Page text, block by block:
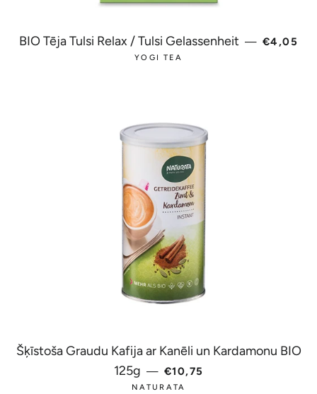
BIO Tēja Tulsi Relax / Tulsi Gelassenheit — €4,05
YOGI TEA
Šķīstoša Graudu Kafija ar Kanēli un Kardamonu BIO
125g — PARASTĀ CENA
€10,75
NATURATA